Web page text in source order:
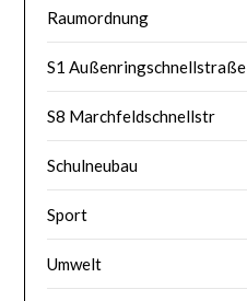
Raumordnung
S1 Außenringschnellstraße
S8 Marchfeldschnellstr
Schulneubau
Sport
Umwelt